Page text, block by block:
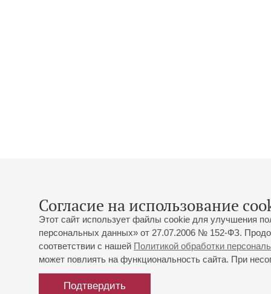
Согласие на использование
Этот сайт использует файлы cookie для улучшения
персональных данных» от 27.07.2006 № 152-ФЗ.
соответствии с нашей Политикой обработки
может повлиять на функциональность сайта. При
Подтвердить